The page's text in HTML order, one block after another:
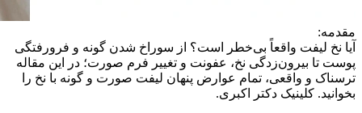
مقدمه:
آیا نخ لیفت واقعاً بی‌خطر است؟ از سوراخ شدن گونه و فرورفتگی
پوست تا بیرون‌زدگی نخ، عفونت و تغییر فرم صورت؛ در این مقاله
ترسناک و واقعی، تمام عوارض پنهان لیفت صورت و گونه با نخ را
بخوانید. کلینیک دکتر اکبری.